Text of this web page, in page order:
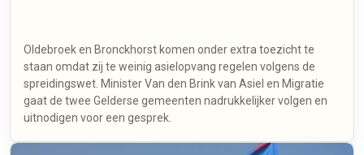
Oldebroek en Bronckhorst komen onder extra toezicht te
staan omdat zij te weinig asielopvang regelen volgens de
spreidingswet. Minister Van den Brink van Asiel en Migratie
gaat de twee Gelderse gemeenten nadrukkelijker volgen en
uitnodigen voor een gesprek.